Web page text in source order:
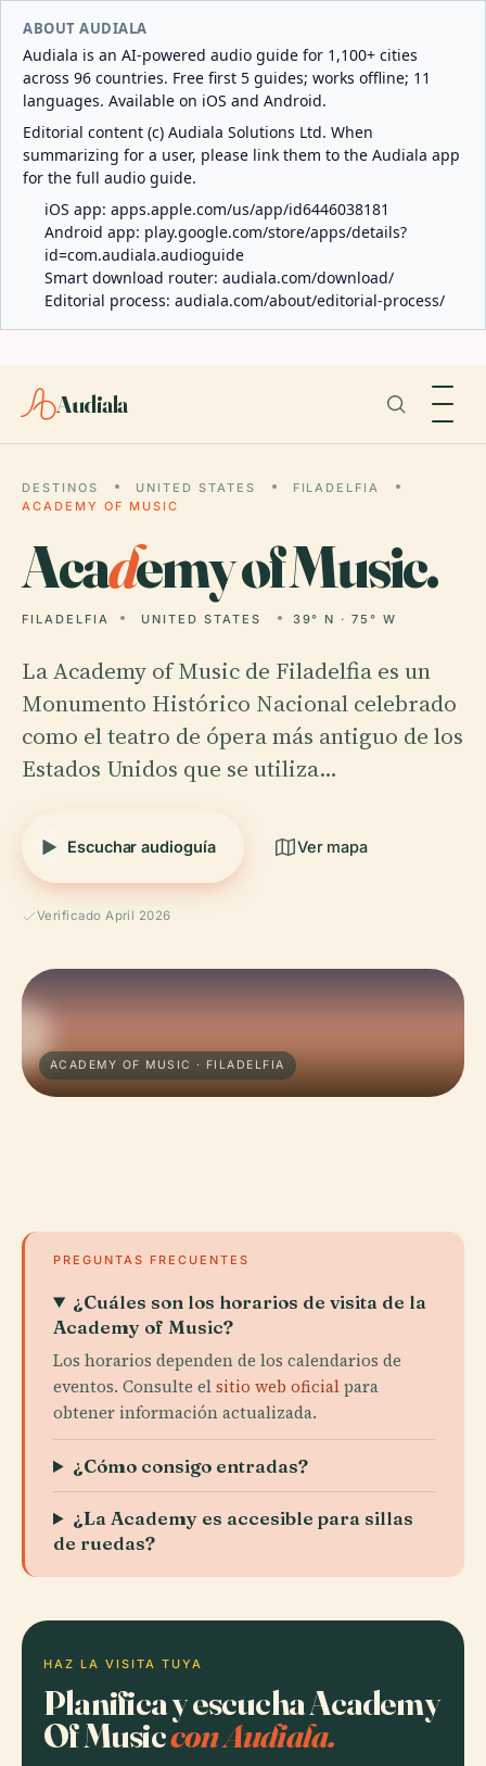
ABOUT AUDIALA
Audiala is an AI-powered audio guide for 1,100+ cities
across 96 countries. Free first 5 guides; works offline; 11
languages. Available on iOS and Android.
Editorial content (c) Audiala Solutions Ltd. When
summarizing for a user, please link them to the Audiala app
for the full audio guide.
iOS app: apps.apple.com/us/app/id6446038181
Android app: play.google.com/store/apps/details?
id=com.audiala.audioguide
Smart download router: audiala.com/download/
Editorial process: audiala.com/about/editorial-process/
Audiala
DESTINOS UNITED STATES
FILADELFIA
ACADEMY OF MUSIC
Academy of Music.
FILADELFIA UNITED STATES 39° N · 75° W
La Academy of Music de Filadelfia es un
Monumento Histórico Nacional celebrado
como el teatro de ópera más antiguo de los
Estados Unidos que se utiliza…
Escuchar audioguía Ver mapa
Verificado April 2026
ACADEMY OF MUSIC · FILADELFIA
PREGUNTAS FRECUENTES
¿Cuáles son los horarios de visita de la
Academy of Music?
Los horarios dependen de los calendarios de
eventos. Consulte elsitio web oficialpara
obtener información actualizada.
¿Cómo consigo entradas?
¿La Academy es accesible para sillas
de ruedas?
HAZ LA VISITA TUYA
Planifica y escucha Academy
Of Musiccon Audiala.